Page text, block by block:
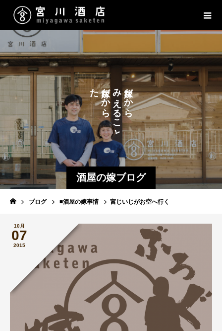
酒屋の嫁ブログ
だ
か
ら
え
る
こ
と
だ
か
ら
た
の
し
め
る
こ
と
ブログ ■酒屋の嫁事情 宮じいじがお空へ行く
10月
07
2015